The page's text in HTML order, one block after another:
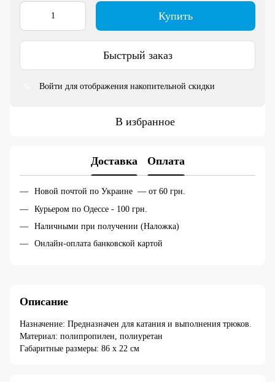
Купить
Быстрый заказ
Войти для отображения накопительной скидки
В избранное
Доставка Оплата
Новой почтой по Украине — от 60 грн.
Курьером по Одессе - 100 грн.
Наличными при получении (Наложка)
Онлайн-оплата банковской картой
Описание
Назначение: Предназначен для катания и выполнения трюков.
Материал: полипропилен, полиуретан
Габаритные размеры: 86 х 22 см